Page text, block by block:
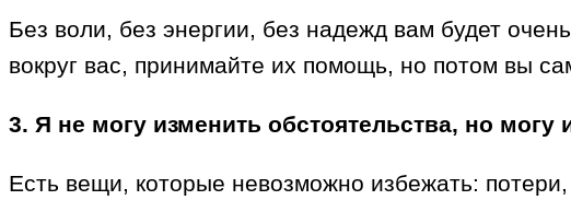
Без воли, без энергии, без надежд вам будет
вокруг вас, принимайте их помощь, но потом вы
3. Я не могу изменить обстоятельства, но
Есть вещи, которые невозможно избежать: